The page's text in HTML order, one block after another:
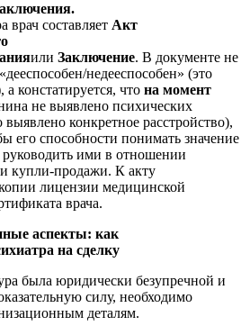
врач составляет Акт
или Заключение. В документе не
недееспособен» (это
а констатируется, что на момент
не выявлено психических
выявлено конкретное расстройство),
его способности понимать значение
ими в отношении
купли-продажи. К акту
лицензии медицинской
врача.
аспекты: как
на сделку
была юридически безупречной и
силу, необходимо
деталям.